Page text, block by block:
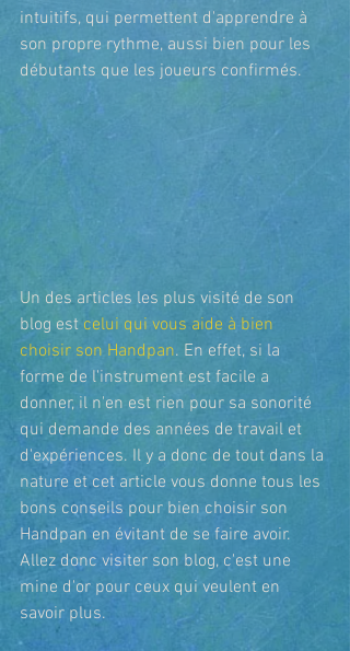
intuitifs, qui permettent d'apprendre à
son propre rythme, aussi bien pour les
débutants que les joueurs confirmés.
Un des articles les plus visité de son
blog est celui qui vous aide à bien
choisir son Handpan. En effet, si la
forme de l'instrument est facile a
donner, il n'en est rien pour sa sonorité
qui demande des années de travail et
d'expériences. Il y a donc de tout dans la
nature et cet article vous donne tous les
bons conseils pour bien choisir son
Handpan en évitant de se faire avoir.
Allez donc visiter son blog, c'est une
mine d'or pour ceux qui veulent en
savoir plus.